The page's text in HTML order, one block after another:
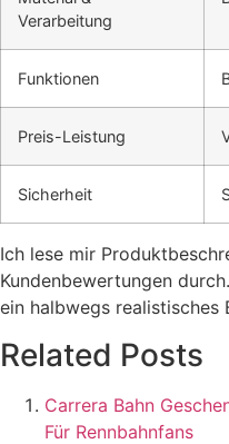
Verarbeitung
Funktionen
Preis-Leistung
Sicherheit
Ich lese mir
Kundenbewertungen
ein halbwegs realistisches
Related Posts
Carrera Bahn
Für Rennbahnfans